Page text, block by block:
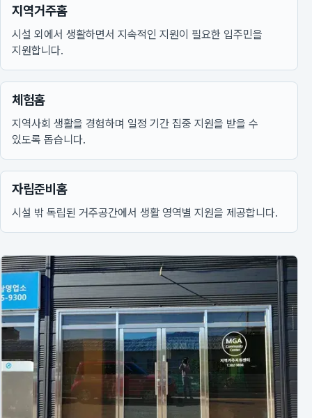
지역거주홈
시설 외에서 생활하면서 지속적인 지원이 필요한 입주민을
지원합니다.
체험홈
지역사회 생활을 경험하며 일정 기간 집중 지원을 받을 수
있도록 돕습니다.
자립준비홈
시설 밖 독립된 거주공간에서 생활 영역별 지원을 제공합니다.